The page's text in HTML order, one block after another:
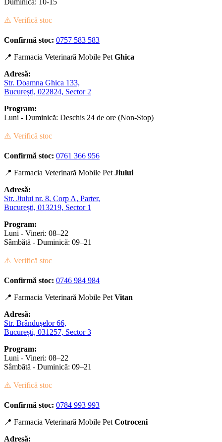
⚠️ Verifică stoc
Confirmă stoc: 0757 583 583
📍 Farmacia Veterinară Mobile Pet Ghica
Adresă:
Str. Doamna Ghica 133,
București, 022824, Sector 2
Program:
Luni - Duminică: Deschis 24 de ore (Non-Stop)
⚠️ Verifică stoc
Confirmă stoc: 0761 366 956
📍 Farmacia Veterinară Mobile Pet Jiului
Adresă:
Str. Jiului nr. 8, Corp A, Parter,
București, 013219, Sector 1
Program:
Luni - Vineri: 08–22
Sâmbătă - Duminică: 09–21
⚠️ Verifică stoc
Confirmă stoc: 0746 984 984
📍 Farmacia Veterinară Mobile Pet Vitan
Adresă:
Str. Brânduşelor 66,
București, 031257, Sector 3
Program:
Luni - Vineri: 08–22
Sâmbătă - Duminică: 09–21
⚠️ Verifică stoc
Confirmă stoc: 0784 993 993
📍 Farmacia Veterinară Mobile Pet Cotroceni
Adresă: